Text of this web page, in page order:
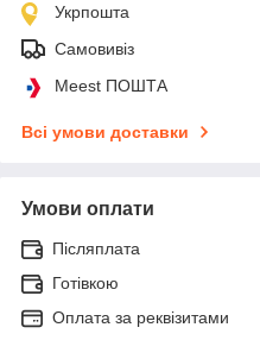
Укрпошта
Самовивіз
Meest ПОШТА
Всі умови доставки
Умови оплати
Післяплата
Готівкою
Оплата за реквізитами